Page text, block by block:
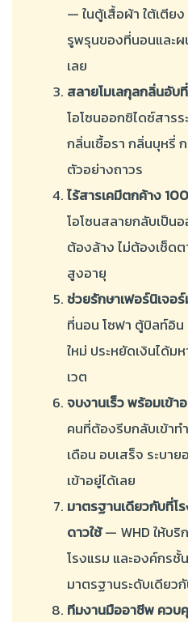
— ในตู้เสื้อผ้า ใต้เตีย
รูพรุนของที่นอนและผ
เลย
สลายโมเลกุลกลิ่นอับ
โอโซนออกซิไดซ์สาร
กลิ่นเชื้อรา กลิ่นบุหรี่
ตัวอย่างถาวร
ไร้สารเคมีตกค้าง
โอโซนสลายกลับเป็น
ต้องล้าง ไม่ต้องเช็ด
สูงอายุ
ช่วยรักษาเฟอร์นิเจอ
ที่นอน โซฟา ตู้บิลท์อิ
ใหม่ ประหยัดเงินได้ม
เวต
จบงานเร็ว พร้อมเข้า
คนที่ต้องรีบกลับเข้าท
เดือน อบเสร็จ ระบา
เข้าอยู่ได้เลย
มาตรฐานเดียวกับที่โ
ดาวใช้— WHD ให้บริ
โรงแรม และองค์กร
มาตรฐานระดับเดียว
ทีมงานมืออาชีพ คว